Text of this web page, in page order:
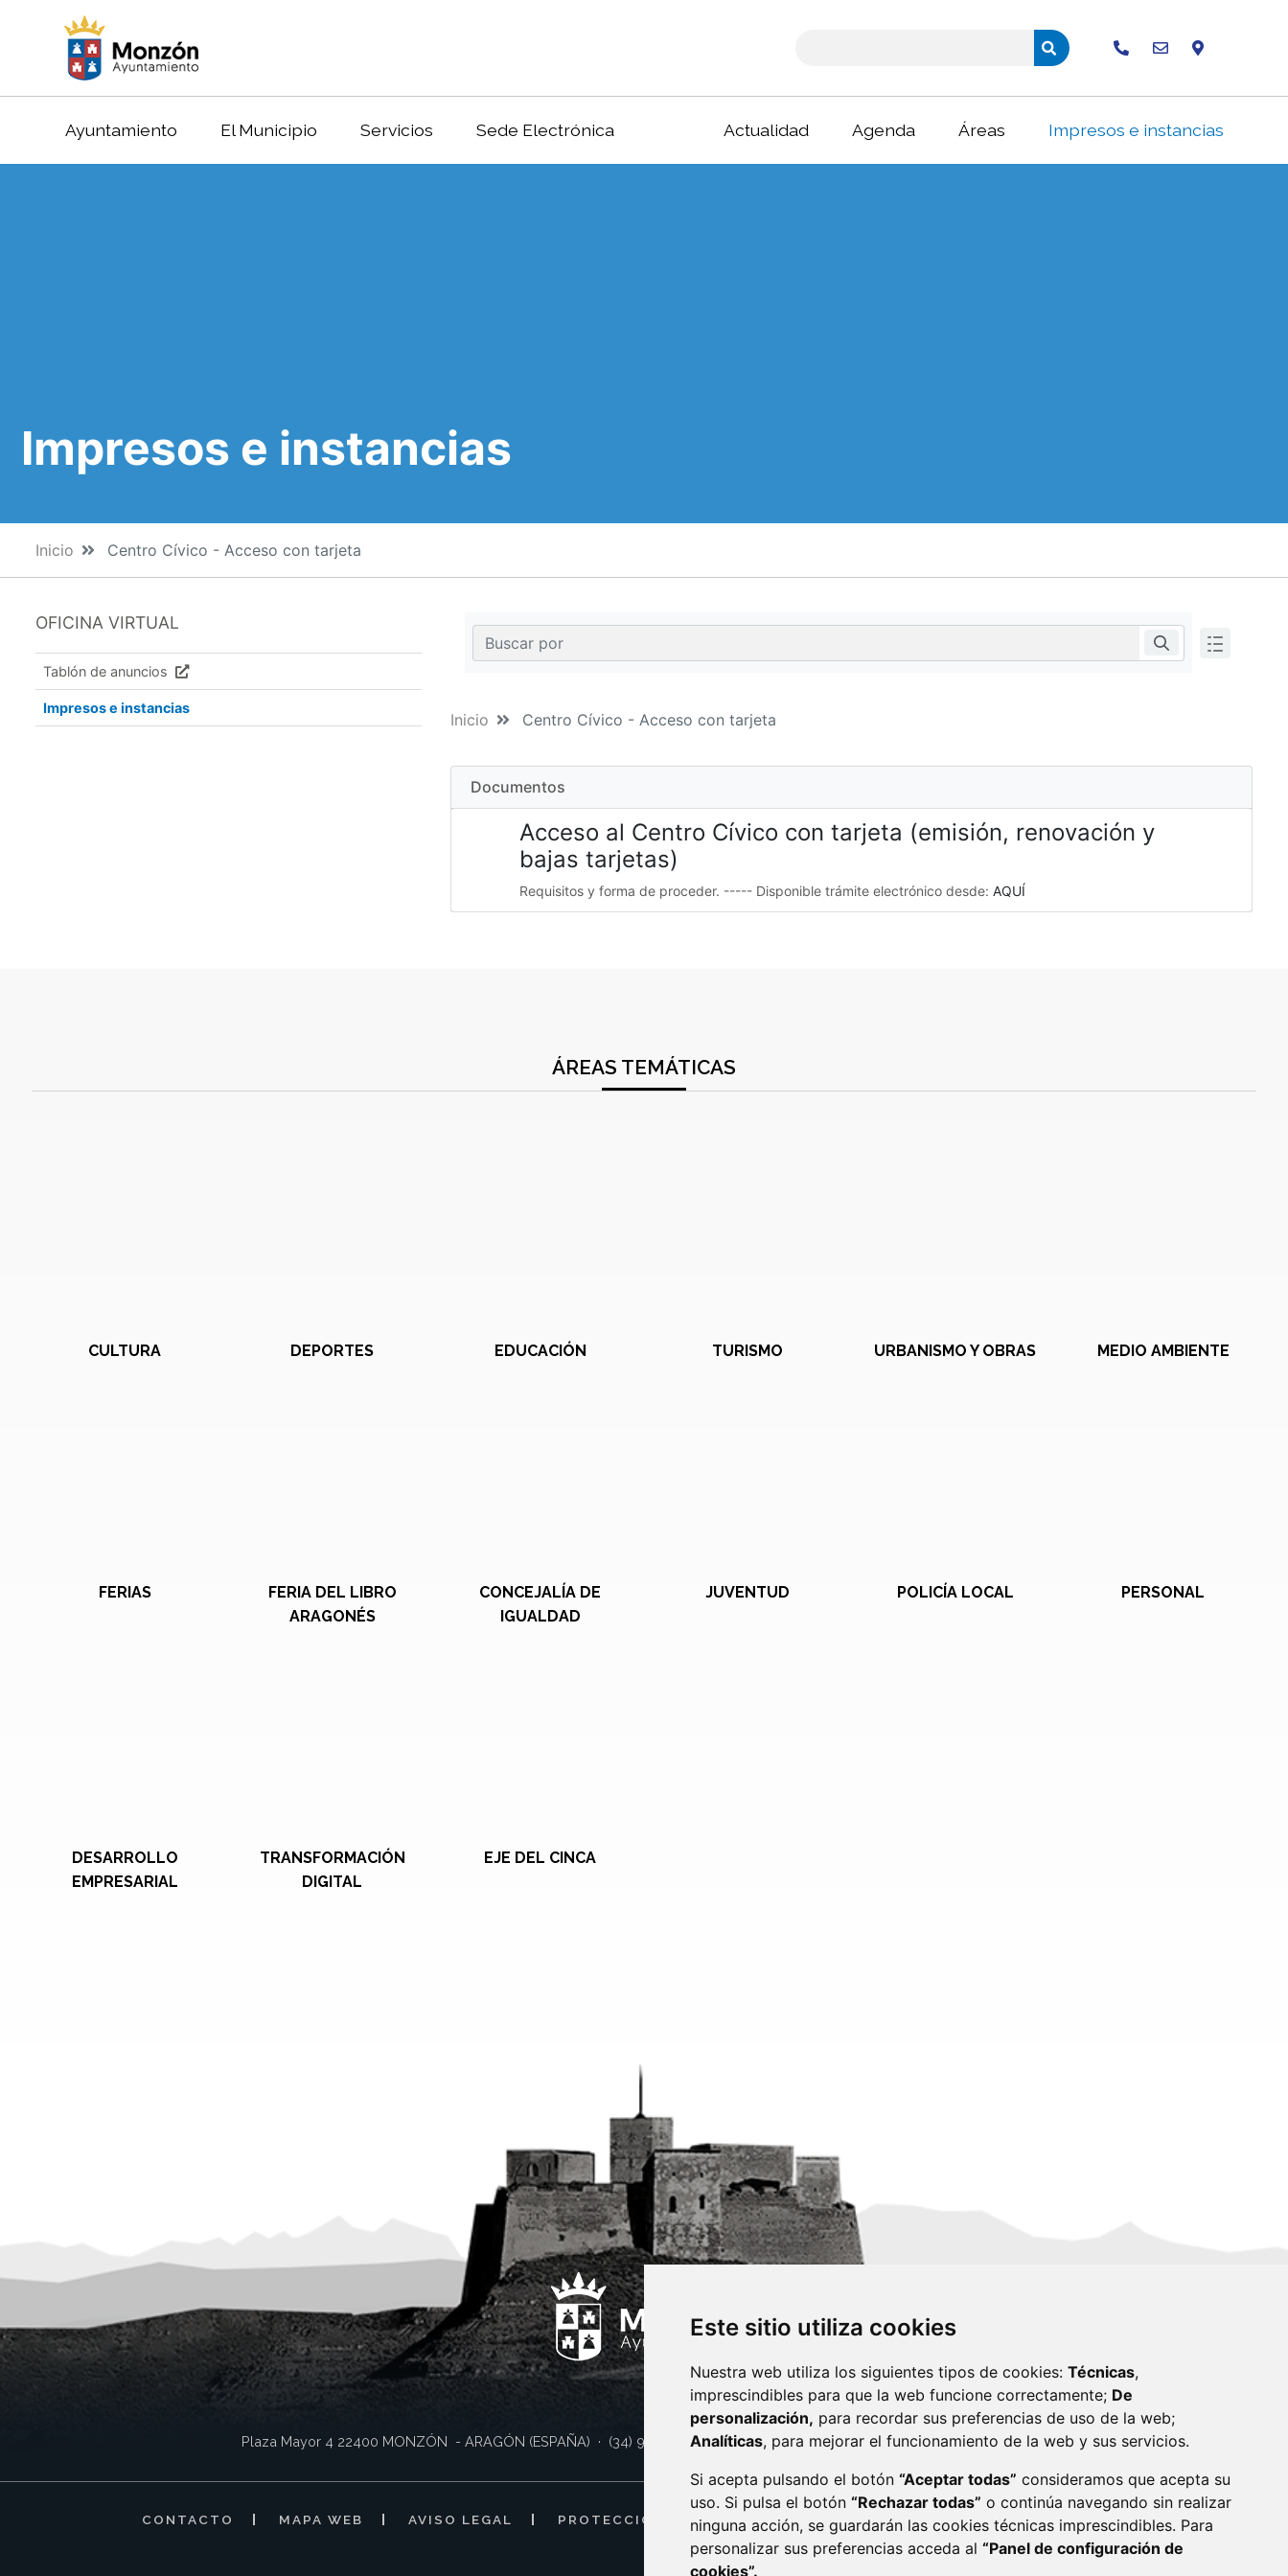
Este sitio utiliza cookies
Nuestra web utiliza los siguientes tipos de cookies: Técnicas,
imprescindibles para que la web funcione correctamente; De
personalización, para recordar sus preferencias de uso de la web;
Analíticas, para mejorar el funcionamiento de la web y sus servicios.
Si acepta pulsando el botón “Aceptar todas” consideramos que acepta su
uso. Si pulsa el botón “Rechazar todas” o continúa navegando sin realizar
ninguna acción, se guardarán las cookies técnicas imprescindibles. Para
personalizar sus preferencias acceda al “Panel de configuración de
cookies”.
Ayuntamiento El Municipio Servicios Sede Electrónica Actualidad Agenda Áreas Impresos e instancias
Impresos e instancias
Inicio Centro Cívico - Acceso con tarjeta
OFICINA VIRTUAL
Tablón de anuncios
Impresos e instancias
Inicio Centro Cívico - Acceso con tarjeta
Documentos
Acceso al Centro Cívico con tarjeta (emisión, renovación y
bajas tarjetas)
Requisitos y forma de proceder. ----- Disponible trámite electrónico desde:AQUÍ
ÁREAS TEMÁTICAS
CULTURA DEPORTES EDUCACIÓN TURISMO URBANISMO Y OBRAS MEDIO AMBIENTE
FERIAS
FERIA DEL LIBRO
ARAGONÉS
CONCEJALÍA DE
IGUALDAD
JUVENTUD POLICÍA LOCAL PERSONAL
DESARROLLO
EMPRESARIAL
TRANSFORMACIÓN
DIGITAL
EJE DEL CINCA
Plaza Mayor 4 22400 MONZÓN - ARAGÓN (ESPAÑA) · (34) 974 400 700 ·sac@monzon.es monzon.es
CONTACTO MAPA WEB AVISO LEGAL PROTECCIÓN DE DATOS POLÍTICA DE COOKIES
ACCESIBILIDAD